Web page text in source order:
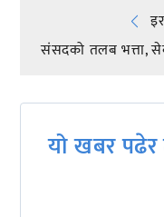
Post
संसदको तलब भत्ता,
यो खबर